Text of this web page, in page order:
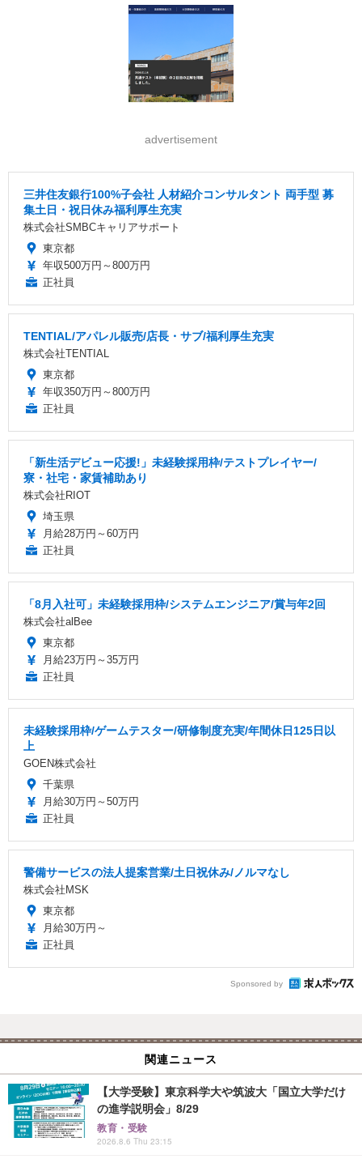
advertisement
三井住友銀行100%子会社 人材紹介コンサルタント 両手型 募
集土日・祝日休み福利厚生充実
株式会社SMBCキャリアサポート
東京都
年収500万円～800万円
正社員
TENTIAL/アパレル販売/店長・サブ/福利厚生充実
株式会社TENTIAL
東京都
年収350万円～800万円
正社員
「新生活デビュー応援!」未経験採用枠/テストプレイヤー/
寮・社宅・家賃補助あり
株式会社RIOT
埼玉県
月給28万円～60万円
正社員
「8月入社可」未経験採用枠/システムエンジニア/賞与年2回
株式会社alBee
東京都
月給23万円～35万円
正社員
未経験採用枠/ゲームテスター/研修制度充実/年間休日125日以
上
GOEN株式会社
千葉県
月給30万円～50万円
正社員
警備サービスの法人提案営業/土日祝休み/ノルマなし
株式会社MSK
東京都
月給30万円～
正社員
Sponsored by
関連ニュース
【大学受験】東京科学大や筑波大「国立大学だけ
の進学説明会」8/29
教育・受験
2026.8.6 Thu 23:15